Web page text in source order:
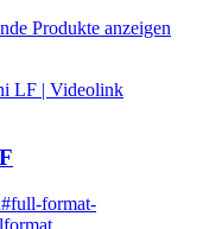
Produkte anzeigen
#full-format-